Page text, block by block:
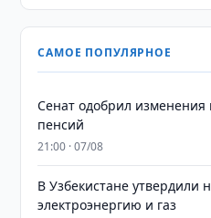
САМОЕ ПОПУЛЯРНОЕ
Сенат одобрил изменения
пенсий
21:00 · 07/08
В Узбекистане утвердили
электроэнергию и газ